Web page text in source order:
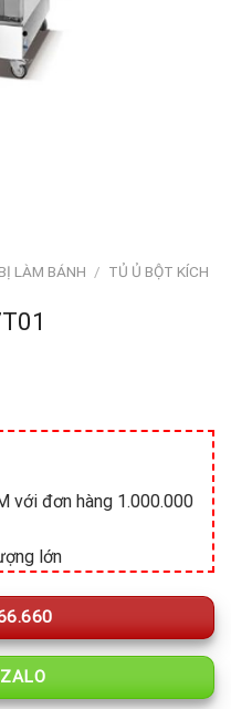
LÀM BÁNH / TỦ Ủ BỘT KÍCH
với đơn hàng 1.000.000
lớn